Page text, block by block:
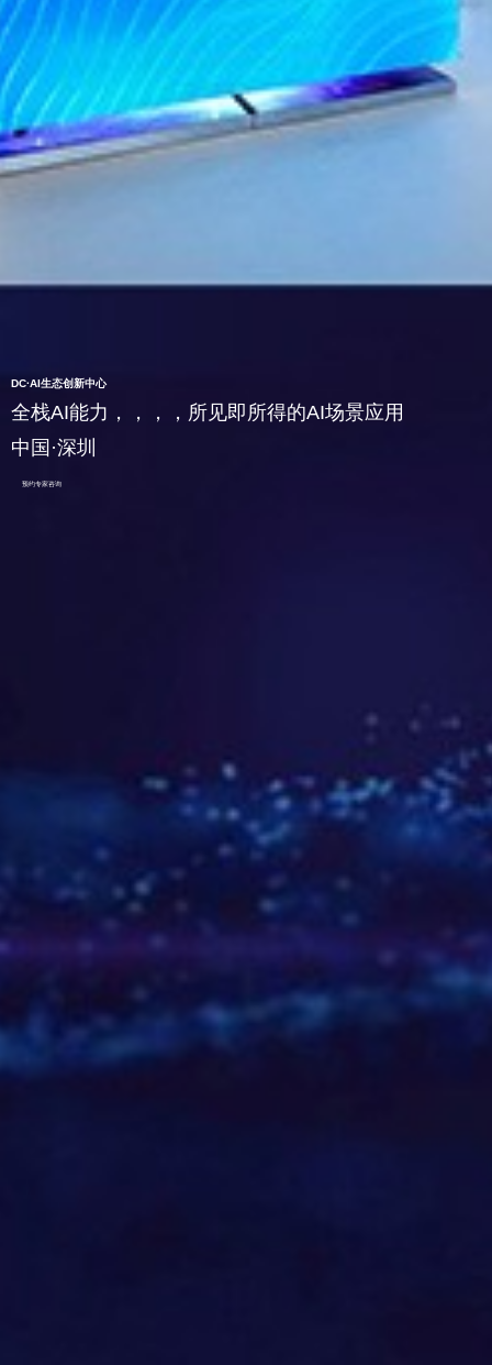
DC·AI生态创新中心
全栈AI能力，，，，所见即所得的AI场景应用
中国·深圳
预约专家咨询